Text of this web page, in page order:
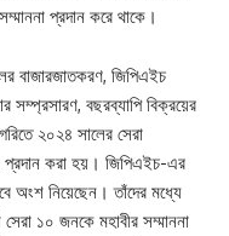
সম্মাননা প্রদান করে থাকে।
বাজারজাতকরণ, জিপিএইচ
বছরব্যাপি বিক্রয়ের
২০২৪ সালের সেরা
প্রদান করা হয়। জিপিএইচ-এর
অংশ নিয়েছেন। তাঁদের মধ্যে
১০ জনকে মহাবীর সম্মাননা